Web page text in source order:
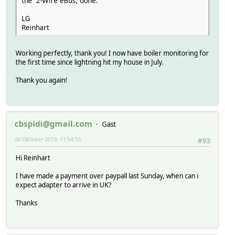
LG
Reinhart
Working perfectly, thank you! I now have boiler monitoring for
the first time since lightning hit my house in July.
Thank you again!
cbspidi@gmail.com
Gast
#93
26 Oktober 2019, 11:54:53
Hi Reinhart
I have made a payment over paypall last Sunday, when can i
expect adapter to arrive in UK?
Thanks